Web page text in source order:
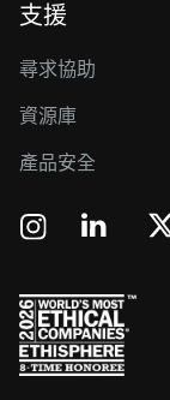
支援
尋求協助
資源庫
產品安全